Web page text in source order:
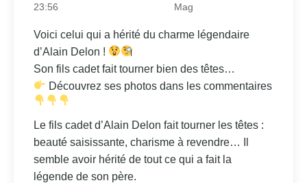
23:56
Mag
Voici celui qui a hérité du charme légendaire
d’Alain Delon !
Son fils cadet fait tourner bien des têtes…
Découvrez ses photos dans les commentaires
Le fils cadet d’Alain Delon fait tourner les têtes :
beauté saisissante, charisme à revendre… Il
semble avoir hérité de tout ce qui a fait la
légende de son père.